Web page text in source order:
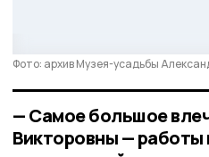
Фото: архив Музея-усадьбы
— Самое большое
Викторовны — работы